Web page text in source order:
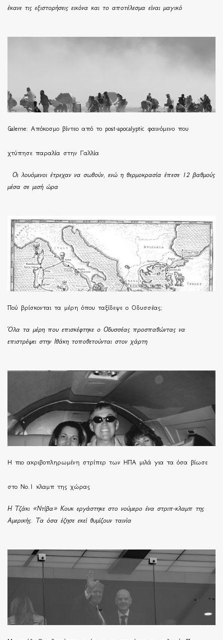
έκανε τις εξιστορήσεις εικόνα και το αποτέλεσμα είναι μαγικό
Galerne: Απόκοσμο βίντεο από το post-apocalyptic φαινόμενο που
χτύπησε παραλία στην Γαλλία
Οι λουόμενοι έτρεχαν να σωθούν, ενώ η θερμοκρασία έπεσε 12 βαθμούς
μέσα σε μισή ώρα
Πού βρίσκονται τα μέρη όπου ταξίδεψε ο Οδυσσέας;
Όλα τα μέρη που επισκέφτηκε ο Οδυσσέας προσπαθώντας να
επιστρέψει στην Ιθάκη τοποθετούνται στον χάρτη
H πιο ακριβοπληρωμένη στρίπερ των ΗΠΑ μιλά για τα όσα βίωσε
στο Νο.1 κλαμπ της χώρας
Η Τζάκι «Ντίβα» Κουκ εργάστηκε στο νούμερο ένα στριπ-κλαμπ της
Αμερικής. Τα όσα έζησε εκεί θυμίζουν ταινία